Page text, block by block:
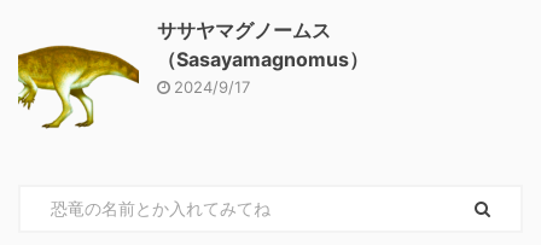
ササヤマグノームス
（Sasayamagnomus）
2024/9/17